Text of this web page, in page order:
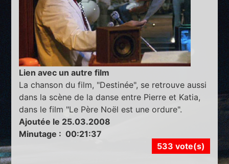
Lien avec un autre film
La chanson du film, "Destinée", se retrouve aussi
dans la scène de la danse entre Pierre et Katia,
dans le film "Le Père Noël est une ordure".
Ajoutée le 25.03.2008
Minutage : 00:21:37
533 vote(s)